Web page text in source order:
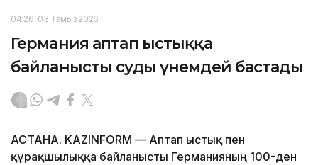
04:26, 03 Тамыз 2026
Германия аптап ыстыққа
байланысты суды үнемдей бастады
АСТАНА. KAZINFORM — Аптап ыстық пен
құрғақшылыққа байланысты Германияның 100-ден